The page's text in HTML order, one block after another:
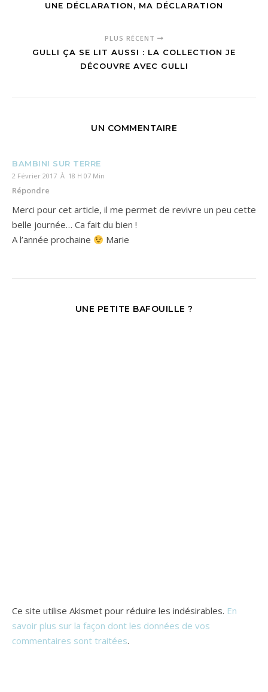
UNE DÉCLARATION, MA DÉCLARATION
PLUS RÉCENT
GULLI ÇA SE LIT AUSSI : LA COLLECTION JE
DÉCOUVRE AVEC GULLI
UN COMMENTAIRE
BAMBINI SUR TERRE
2 Février 2017 À 18 H 07 Min
Répondre
Merci pour cet article, il me permet de revivre un peu cette
belle journée… Ca fait du bien !
A l’année prochaine
Marie
UNE PETITE BAFOUILLE ?
Ce site utilise Akismet pour réduire les indésirables. En
savoir plus sur la façon dont les données de vos
commentaires sont traitées.